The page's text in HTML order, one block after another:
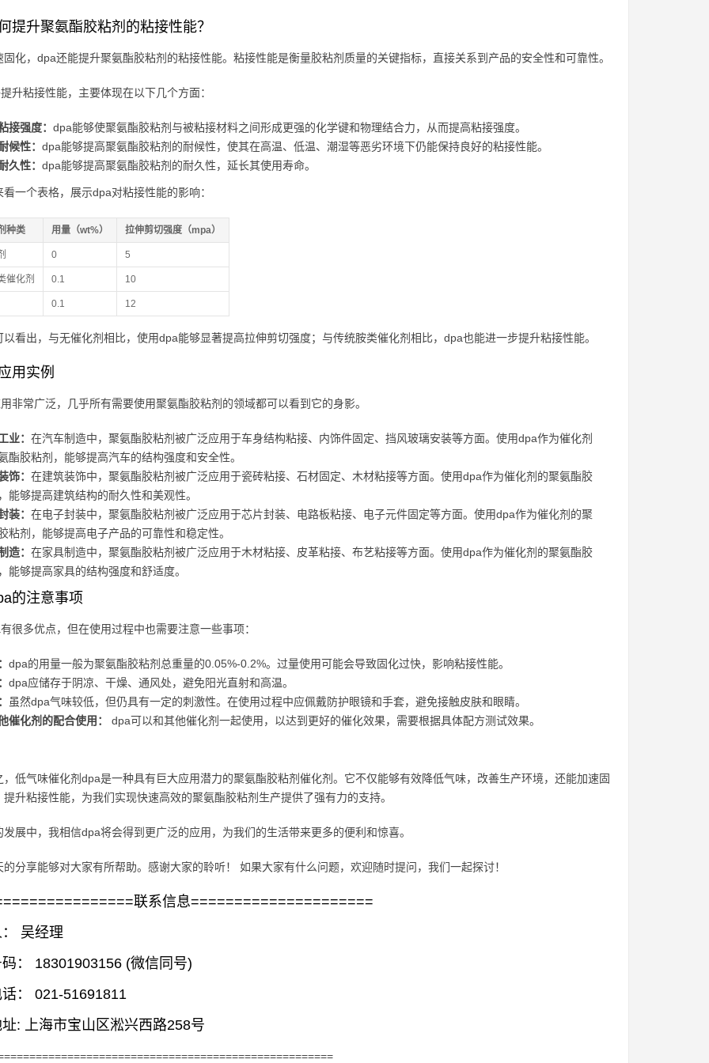
提升聚氨酯胶粘剂的粘接性能？
固化，dpa还能提升聚氨酯胶粘剂的粘接性能。粘接性能是衡量胶粘剂质量的关键指标，直接关系到产品的安全性和可靠性。
升粘接性能，主要体现在以下几个方面：
接强度： dpa能够使聚氨酯胶粘剂与被粘接材料之间形成更强的化学键和物理结合力，从而提高粘接强度。
候性： dpa能够提高聚氨酯胶粘剂的耐候性，使其在高温、低温、潮湿等恶劣环境下仍能保持良好的粘接性能。
久性： dpa能够提高聚氨酯胶粘剂的耐久性，延长其使用寿命。
看一个表格，展示dpa对粘接性能的影响：
种类 用量（wt%） 拉伸剪切强度（mpa）
0 5
催化剂 0.1 10
0.1 12
以看出，与无催化剂相比，使用dpa能够显著提高拉伸剪切强度；与传统胺类催化剂相比，dpa也能进一步提升粘接性能。
用实例
非常广泛，几乎所有需要使用聚氨酯胶粘剂的领域都可以看到它的身影。
业： 在汽车制造中，聚氨酯胶粘剂被广泛应用于车身结构粘接、内饰件固定、挡风玻璃安装等方面。使用dpa作为催化剂
酯胶粘剂，能够提高汽车的结构强度和安全性。
饰： 在建筑装饰中，聚氨酯胶粘剂被广泛应用于瓷砖粘接、石材固定、木材粘接等方面。使用dpa作为催化剂的聚氨酯胶
能够提高建筑结构的耐久性和美观性。
装： 在电子封装中，聚氨酯胶粘剂被广泛应用于芯片封装、电路板粘接、电子元件固定等方面。使用dpa作为催化剂的聚
粘剂，能够提高电子产品的可靠性和稳定性。
造： 在家具制造中，聚氨酯胶粘剂被广泛应用于木材粘接、皮革粘接、布艺粘接等方面。使用dpa作为催化剂的聚氨酯胶
能够提高家具的结构强度和舒适度。
的注意事项
很多优点，但在使用过程中也需要注意一些事项：
dpa的用量一般为聚氨酯胶粘剂总重量的0.05%-0.2%。过量使用可能会导致固化过快，影响粘接性能。
dpa应储存于阴凉、干燥、通风处，避免阳光直射和高温。
虽然dpa气味较低，但仍具有一定的刺激性。在使用过程中应佩戴防护眼镜和手套，避免接触皮肤和眼睛。
催化剂的配合使用：
dpa可以和其他催化剂一起使用，以达到更好的催化效果，需要根据具体配方测试效果。
，低气味催化剂dpa是一种具有巨大应用潜力的聚氨酯胶粘剂催化剂。它不仅能够有效降低气味，改善生产环境，还能加速固
提升粘接性能，为我们实现快速高效的聚氨酯胶粘剂生产提供了强有力的支持。
发展中，我相信dpa将会得到更广泛的应用，为我们的生活带来更多的便利和惊喜。
的分享能够对大家有所帮助。感谢大家的聆听！ 如果大家有什么问题，欢迎随时提问，我们一起探讨！
联系信息=====================
吴经理
： 18301903156 (微信同号)
： 021-51691811
: 上海市宝山区淞兴西路258号